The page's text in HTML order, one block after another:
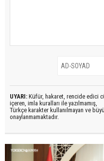
UYARI: Küfür, hakaret, rencide edici
içeren, imla kuralları ile yazılmamış,
Türkçe karakter kullanılmayan ve
onaylanmamaktadır.